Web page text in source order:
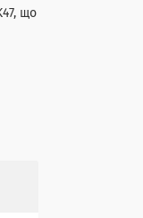
що